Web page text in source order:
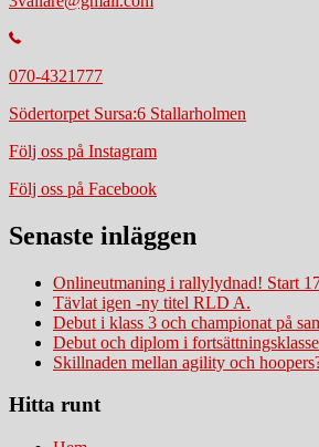
070-4321777
Södertorpet Sursa:6 Stallarholmen
Följ oss på Instagram
Följ oss på Facebook
Senaste inläggen
Onlineutmaning i rallylydnad! Start
Tävlat igen -ny titel RLD A.
Debut i klass 3 och championat på
Debut och diplom i
Skillnaden mellan agility och
Hitta runt